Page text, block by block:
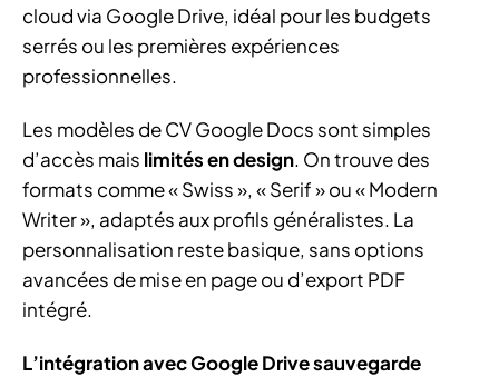
cloud via Google Drive, idéal pour les budgets
serrés ou les premières expériences
professionnelles.
Les modèles de CV Google Docs sont simples
d’accès mais limités en design. On trouve des
formats comme « Swiss », « Serif » ou « Modern
Writer », adaptés aux profils généralistes. La
personnalisation reste basique, sans options
avancées de mise en page ou d’export PDF
intégré.
L’intégration avec Google Drive sauvegarde